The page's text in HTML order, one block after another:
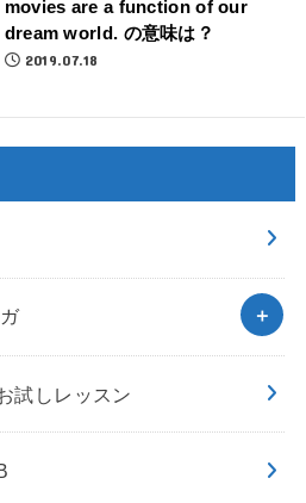
movies are a function of our
dream world. の意味は？
2019.07.18
試しレッスン